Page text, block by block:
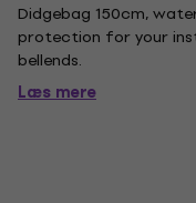
Didgebag 150cm,
protection for your
bellends.
Læs mere